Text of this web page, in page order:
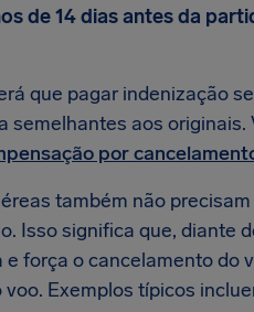
de 14 dias antes da
que pagar indenização
semelhantes aos
por
também não
Isso significa que, diante
força o cancelamento do
Exemplos típicos